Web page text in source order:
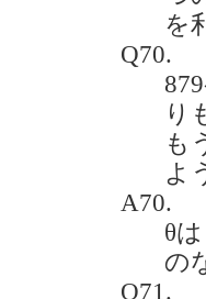
を
Q70.
り
も
よ
A70.
θ
の
Q71.